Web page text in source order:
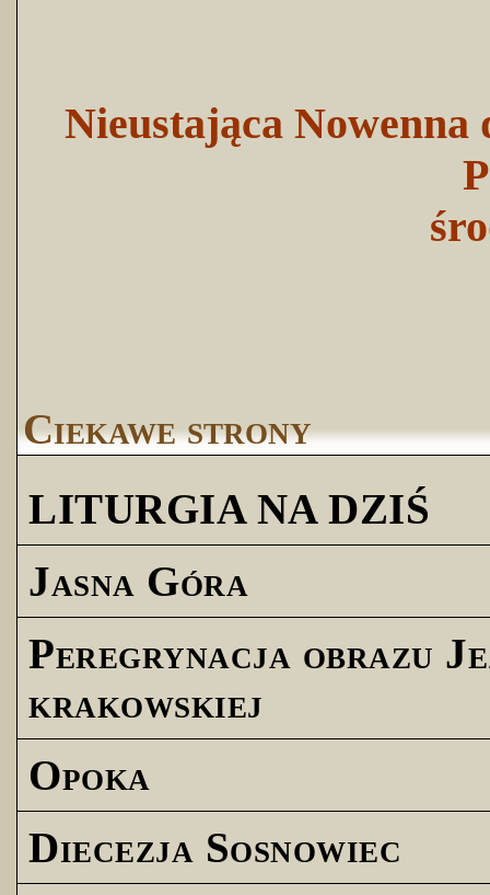
Nieustająca
Ciekawe strony
LITURGIA NA DZIŚ
Jasna Góra
Peregrynacja obrazu
krakowskiej
Opoka
Diecezja Sosnowiec